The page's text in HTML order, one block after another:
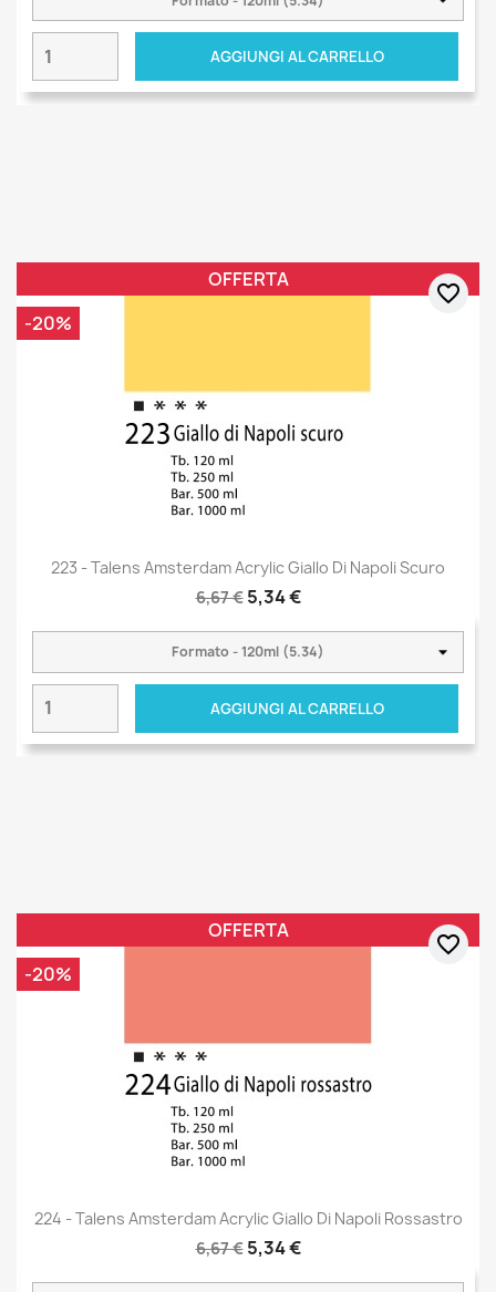
AGGIUNGI AL CARRELLO
223 - Talens Amsterdam Acrylic Giallo Di Napoli Scuro
6,67 € 5,34 €
AGGIUNGI AL CARRELLO
OFFERTA
-20%
favorite_border
224 - Talens Amsterdam Acrylic Giallo Di Napoli Rossastro
6,67 € 5,34 €
OFFERTA
-20%
favorite_border